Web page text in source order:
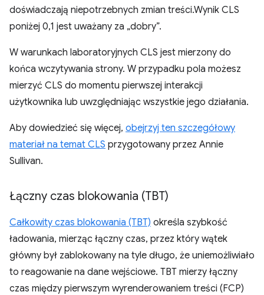
doświadczają niepotrzebnych zmian treści.Wynik CLS
poniżej 0,1 jest uważany za „dobry”.
W warunkach laboratoryjnych CLS jest mierzony do
końca wczytywania strony. W przypadku pola możesz
mierzyć CLS do momentu pierwszej interakcji
użytkownika lub uwzględniając wszystkie jego działania.
Aby dowiedzieć się więcej, obejrzyj ten szczegółowy
materiał na temat CLS przygotowany przez Annie
Sullivan.
Łączny czas blokowania (TBT)
Całkowity czas blokowania (TBT) określa szybkość
ładowania, mierząc łączny czas, przez który wątek
główny był zablokowany na tyle długo, że uniemożliwiało
to reagowanie na dane wejściowe. TBT mierzy łączny
czas między pierwszym wyrenderowaniem treści (FCP)